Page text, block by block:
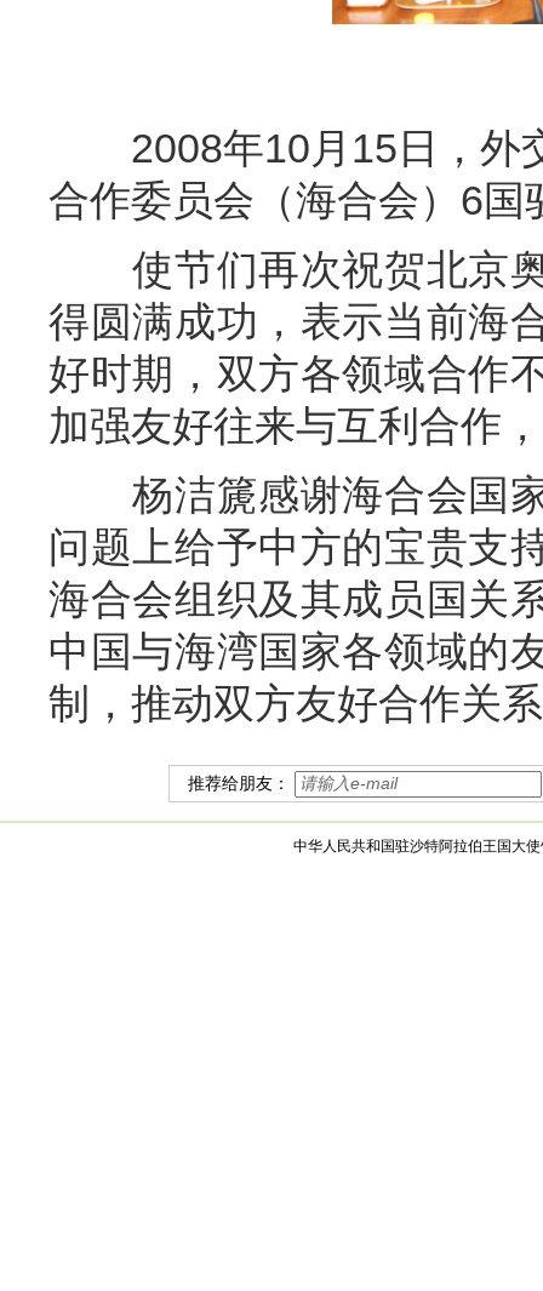
2008年10月15日，外
合作委员会（海合会）6国
使节们再次祝贺北京奥
得圆满成功，表示当前海
好时期，双方各领域合作
加强友好往来与互利合作
杨洁篪感谢海合会国家
问题上给予中方的宝贵支
海合会组织及其成员国关
中国与海湾国家各领域的
制，推动双方友好合作关
推荐给朋友：
中华人民共和国驻沙特阿拉伯王国大使